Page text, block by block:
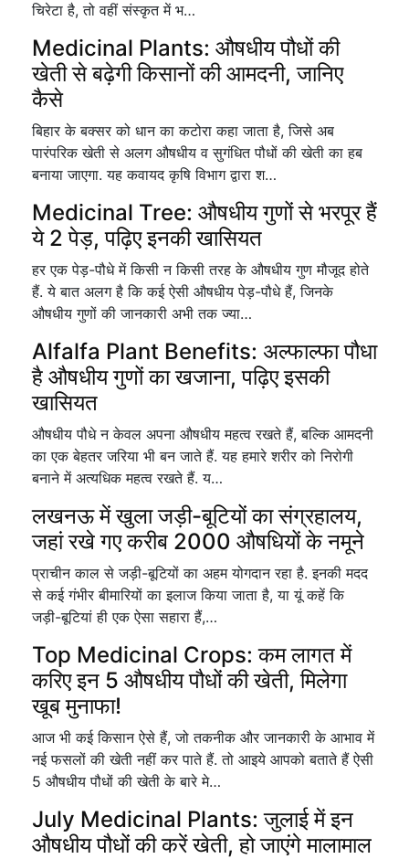
चिरेटा है, तो वहीं संस्कृत में भ…
Medicinal Plants: औषधीय पौधों की
खेती से बढ़ेगी किसानों की आमदनी, जानिए
कैसे
बिहार के बक्सर को धान का कटोरा कहा जाता है, जिसे अब
पारंपरिक खेती से अलग औषधीय व सुगंधित पौधों की खेती का हब
बनाया जाएगा. यह कवायद कृषि विभाग द्वारा श…
Medicinal Tree: औषधीय गुणों से भरपूर हैं
ये 2 पेड़, पढ़िए इनकी खासियत
हर एक पेड़-पौधे में किसी न किसी तरह के औषधीय गुण मौजूद होते
हैं. ये बात अलग है कि कई ऐसी औषधीय पेड़-पौधे हैं, जिनके
औषधीय गुणों की जानकारी अभी तक ज्या…
Alfalfa Plant Benefits: अल्फाल्फा पौधा
है औषधीय गुणों का खजाना, पढ़िए इसकी
खासियत
औषधीय पौधे न केवल अपना औषधीय महत्व रखते हैं, बल्कि आमदनी
का एक बेहतर जरिया भी बन जाते हैं. यह हमारे शरीर को निरोगी
बनाने में अत्यधिक महत्व रखते हैं. य…
लखनऊ में खुला जड़ी-बूटियों का संग्रहालय,
जहां रखे गए करीब 2000 औषधियों के नमूने
प्राचीन काल से जड़ी-बूटियों का अहम योगदान रहा है. इनकी मदद
से कई गंभीर बीमारियों का इलाज किया जाता है, या यूं कहें कि
जड़ी-बूटियां ही एक ऐसा सहारा हैं,…
Top Medicinal Crops: कम लागत में
करिए इन 5 औषधीय पौधों की खेती, मिलेगा
खूब मुनाफा!
आज भी कई किसान ऐसे हैं, जो तकनीक और जानकारी के आभाव में
नई फसलों की खेती नहीं कर पाते हैं. तो आइये आपको बताते हैं ऐसी
5 औषधीय पौधों की खेती के बारे मे…
July Medicinal Plants: जुलाई में इन
औषधीय पौधों की करें खेती, हो जाएंगे मालामाल